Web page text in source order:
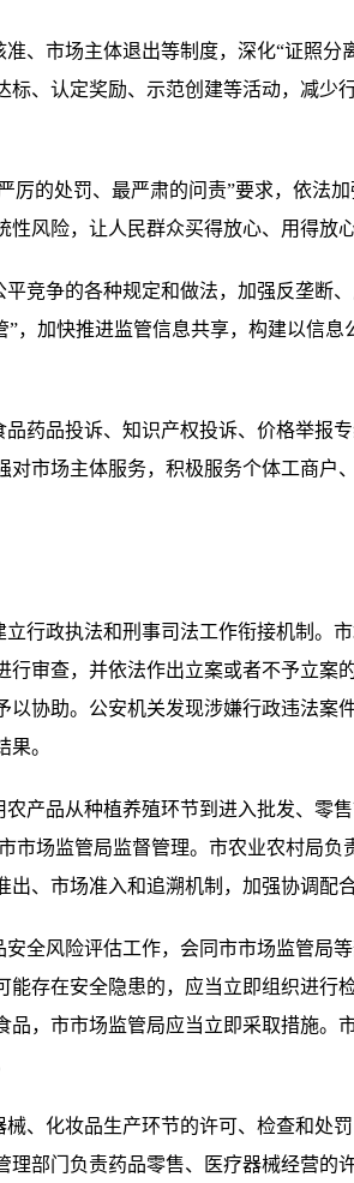
市场主体退出等制度，深化“证照分
、认定奖励、示范创建等活动，减少
的处罚、最严肃的问责”要求，依法
风险，让人民群众买得放心、用得放
争的各种规定和做法，加强反垄断
，加快推进监管信息共享，构建以信
品投诉、知识产权投诉、价格举报专
市场主体服务，积极服务个体工商户
政执法和刑事司法工作衔接机制。
审查，并依法作出立案或者不予立案
协助。公安机关发现涉嫌行政违法案
。
品从种植养殖环节到进入批发、零
市场监管局监督管理。市农业农村局
、市场准入和追溯机制，加强协调配
风险评估工作，会同市市场监管局等
存在安全隐患的，应当立即组织进行
，市市场监管局应当立即采取措施。
化妆品生产环节的许可、检查和处
部门负责药品零售、医疗器械经营的